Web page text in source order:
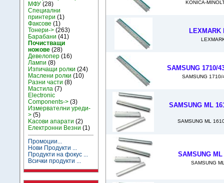
МФУ (28)
Специални
принтери (1)
Факсове (1)
Тонери-> (263)
Барабани (41)
Почистващи
ножове (28)
Девелопер (16)
Лампи (8)
Изпичащи ролки (24)
Маслени ролки (10)
Разни части (8)
Мастила (7)
Electronic
Components-> (3)
Измервателни уреди-
> (5)
Kасови апарати (2)
Електронни Везни (1)
Промоции...
Нови Продукти ...
Продукти на фокус ...
Всички продукти ...
KONICA-
SAMSUNG 1710/
SAMSUNG
SAMSUNG ML
SAMSUNG ML
SAMSUNG
SAMSUNG